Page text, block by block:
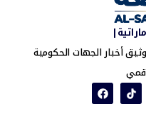
أخبار الجهات الحكومية